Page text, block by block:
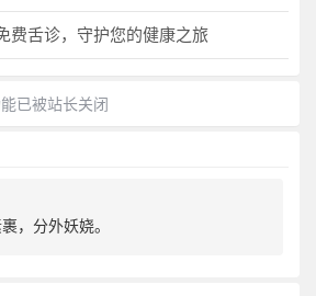
费舌诊，守护您的健康之旅
已被站长关闭
，分外妖娆。